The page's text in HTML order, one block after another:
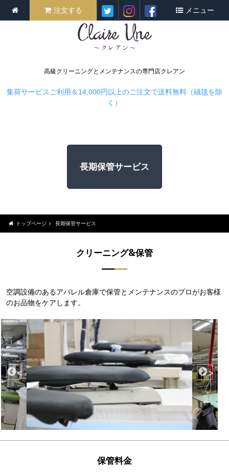
高級クリーニングとメンテナンスの専門店クレアン
注文する メニュー
集荷サービスご利用＆14,000円以上のご注文で送料無料（絨毯を除
く）
長期保管サービス
トップページ 長期保管サービス
クリーニング&保管
空調設備のあるアパレル倉庫で保管とメンテナンスのプロがお客様
のお品物をケアします。
< >
保管料金